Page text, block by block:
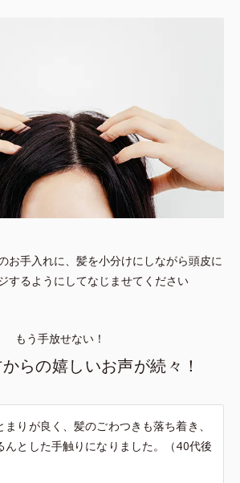
お手入れに、髪を小分けにしながら頭皮に
するようにしてなじませてください
もう手放せない！
らの嬉しいお声が続々！
まりが良く、髪のごわつきも落ち着き、
んとした手触りになりました。（40代後